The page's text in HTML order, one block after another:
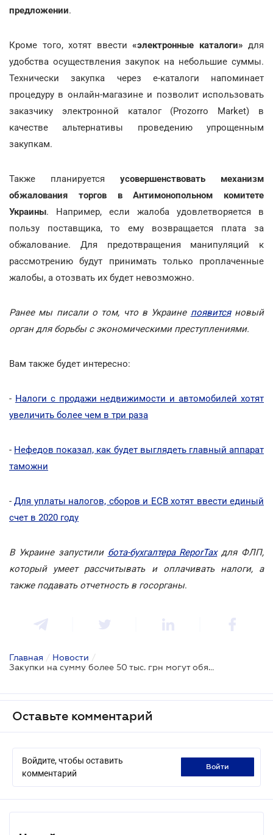
предложении.
Кроме того, хотят ввести «электронные каталоги» для
удобства осуществления закупок на небольшие суммы.
Технически закупка через е-каталоги напоминает
процедуру в онлайн-магазине и позволит использовать
заказчику электронной каталог (Prozorro Market) в
качестве альтернативы проведению упрощенным
закупкам.
Также планируется усовершенствовать механизм
обжалования торгов в Антимонопольном комитете
Украины. Например, если жалоба удовлетворяется в
пользу поставщика, то ему возвращается плата за
обжалование. Для предотвращения манипуляций к
рассмотрению будут принимать только проплаченные
жалобы, а отозвать их будет невозможно.
Ранее мы писали о том, что в Украине появитсяновый
орган для борьбы с экономическими преступлениями.
Вам также будет интересно:
- Налоги с продажи недвижимости и автомобилей хотят
увеличить более чем в три раза
- Нефедов показал, как будет выглядеть главный аппарат
таможни
-Для уплаты налогов, сборов и ЕСВ хотят ввести единый
счет в 2020 году
В Украине запустили бота-бухгалтера ReporTaxдля ФЛП,
который умеет рассчитывать и оплачивать налоги, а
также подавать отчетность в госорганы.
Главная / Новости /
Закупки на сумму более 50 тыс. грн могут обязать проводить через Prozorro
Оставьте комментарий
Войдите, чтобы оставить
комментарий
войти